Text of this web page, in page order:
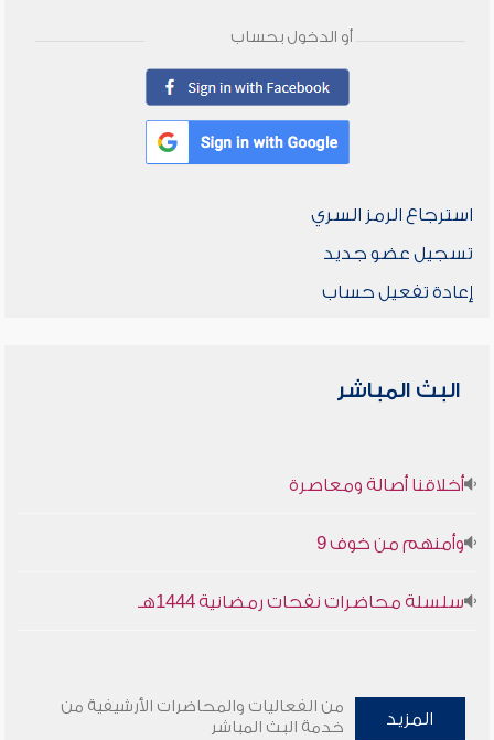
أو الدخول بحساب
استرجاع الرمز السري
تسجيل عضو جديد
إعادة تفعيل حساب
البث المباشر
أخلاقنا أصالة ومعاصرة
وأمنهم من خوف 9
سلسلة محاضرات نفحات رمضانية 1444هـ
المزيد
من الفعاليات والمحاضرات الأرشيفية من
خدمة البث المباشر